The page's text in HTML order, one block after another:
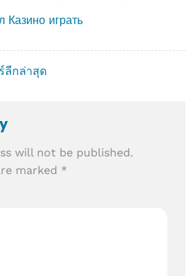
Казино играть
ลีกล่าสุด
will not be published.
marked *